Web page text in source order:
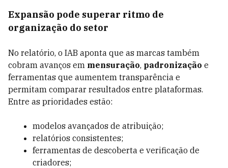
Expansão pode superar ritmo de
organização do setor
No relatório, o IAB aponta que as marcas também
cobram avanços em mensuração, padronização e
ferramentas que aumentem transparência e
permitam comparar resultados entre plataformas.
Entre as prioridades estão:
modelos avançados de atribuição;
relatórios consistentes;
ferramentas de descoberta e verificação de
criadores;